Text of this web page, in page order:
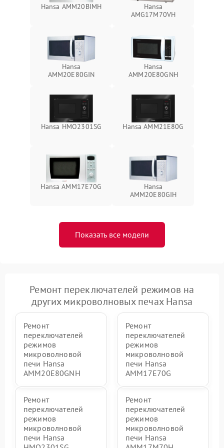
Hansa AMM20BIMH
Hansa
AMG17M70VH
Hansa
AMM20E80GIN
Hansa
AMM20E80GNH
Hansa HMO2301SG Hansa AMM21E80G
Hansa AMM17E70G
Hansa
AMM20E80GIH
Показать все модели
Ремонт переключателей режимов на
других микроволновых печах Hansa
Ремонт
переключателей
режимов
микроволновой
печи Hansa
AMM20E80GNH
Ремонт
переключателей
режимов
микроволновой
печи Hansa
AMM17E70G
Ремонт
переключателей
режимов
микроволновой
печи Hansa
Ремонт
переключателей
режимов
микроволновой
печи Hansa